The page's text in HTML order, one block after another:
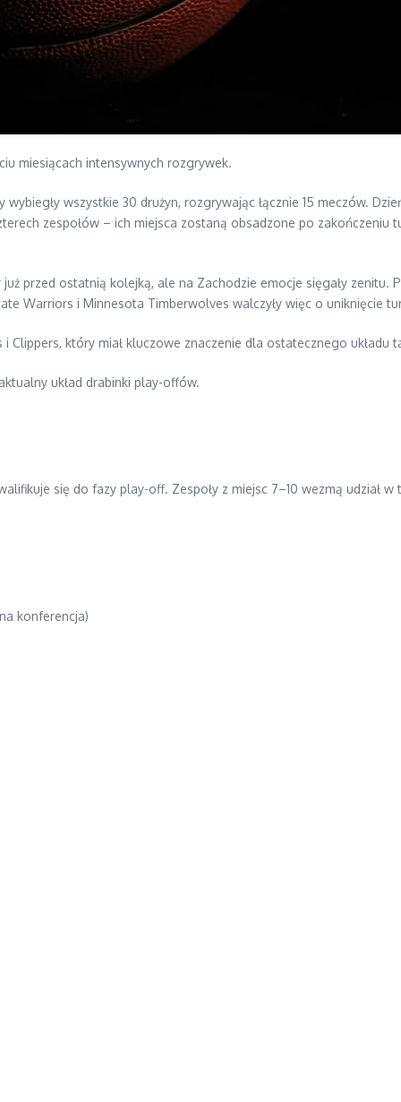
miesiącach intensywnych rozgrywek.
wszystkie 30 drużyn, rozgrywając łącznie 15 meczów.
zespołów – ich miejsca zostaną obsadzone po
przed ostatnią kolejką, ale na Zachodzie emocje sięgały
Warriors i Minnesota Timberwolves walczyły więc o uniknięcie
który miał kluczowe znaczenie dla ostatecznego układu
układ drabinki play-offów.
się do fazy play-off. Zespoły z miejsc 7–10 wezmą udział
konferencja)